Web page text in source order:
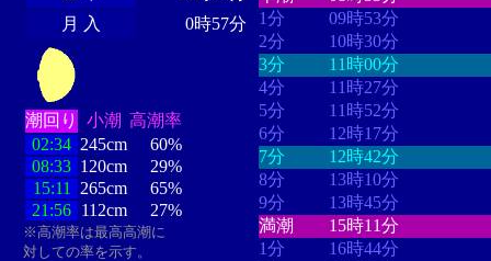
月 入
0時57分
潮回り 小潮 高潮率
02:34 245cm
60%
08:33 120cm
29%
15:11
265cm
65%
21:56 112cm 27%
※高潮率は最高高潮に
対しての率を示す。
1分
09時53分
2分
10時30分
3分
11時00分
4分
11時27分
5分
11時52分
6分
12時17分
7分
12時42分
8分
13時10分
9分
13時45分
満潮
15時11分
1分
16時44分